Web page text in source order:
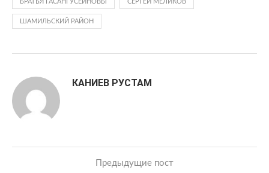
БРАТЬЯ ГАСАНГУСЕЙНОВЫ СЕРГЕЙ МЕЛИКОВ
ШАМИЛЬСКИЙ РАЙОН
КАНИЕВ РУСТАМ
Предыдущие пост